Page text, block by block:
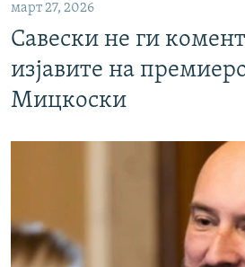
март 27, 2026
Савески не ги
изјавите на
Мицкоски